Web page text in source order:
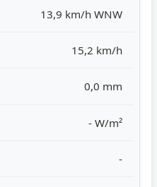
13,9 km/h WNW
15,2 km/h
0,0 mm
- W/m²
-